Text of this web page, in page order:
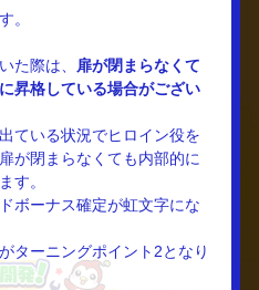
。
た際は、
扉が閉まらなくて
昇格している場合がござい
ている状況でヒロイン役を
が閉まらなくても内部的に
す。
ボーナス確定が虹文字にな
ターニングポイント2となり